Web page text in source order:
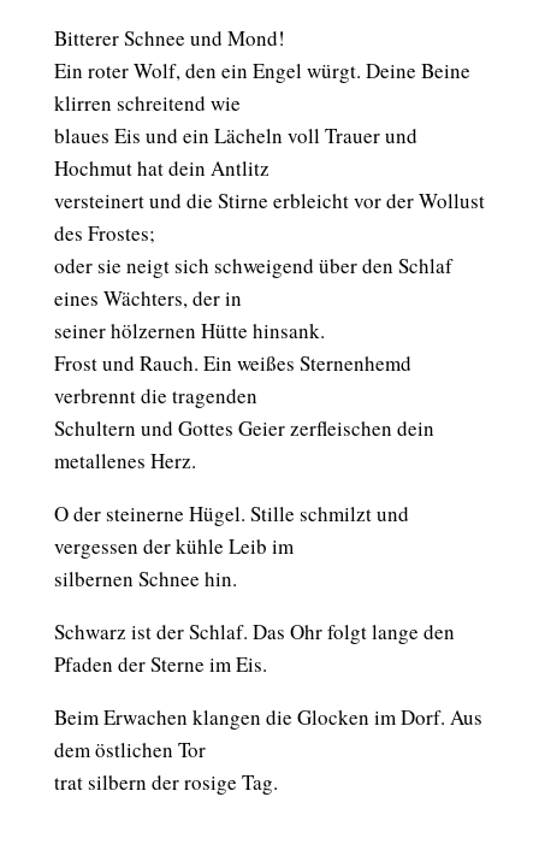
Bitterer Schnee und Mond!
Ein roter Wolf, den ein Engel würgt. Deine Beine
klirren schreitend wie
blaues Eis und ein Lächeln voll Trauer und
Hochmut hat dein Antlitz
versteinert und die Stirne erbleicht vor der Wollust
des Frostes;
oder sie neigt sich schweigend über den Schlaf
eines Wächters, der in
seiner hölzernen Hütte hinsank.
Frost und Rauch. Ein weißes Sternenhemd
verbrennt die tragenden
Schultern und Gottes Geier zerfleischen dein
metallenes Herz.
O der steinerne Hügel. Stille schmilzt und
vergessen der kühle Leib im
silbernen Schnee hin.
Schwarz ist der Schlaf. Das Ohr folgt lange den
Pfaden der Sterne im Eis.
Beim Erwachen klangen die Glocken im Dorf. Aus
dem östlichen Tor
trat silbern der rosige Tag.